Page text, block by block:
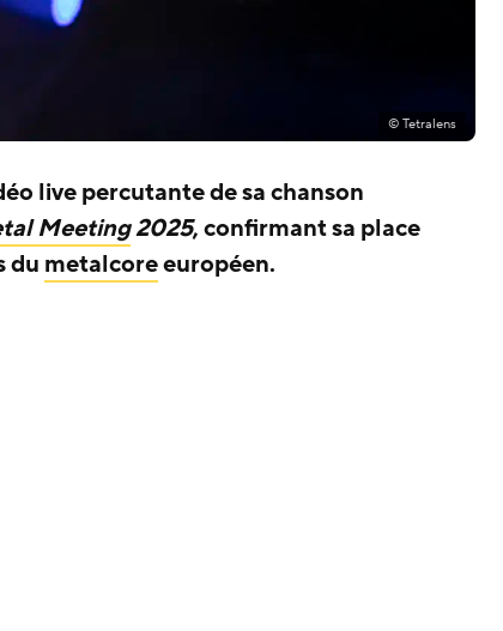
© Tetralens
live percutante de sa chanson
Meeting2025, confirmant sa place
du metalcoreeuropéen.